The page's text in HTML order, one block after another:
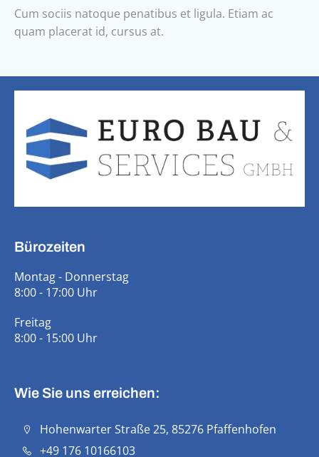
Cum sociis natoque penatibus et ligula. Etiam ac
quam placerat id, cursus at.
Wie Sie uns erreichen:
Hohenwarter Straße 25, 85276 Pfaffenhofen
+49 176 10166103
Bürozeiten
Montag - Donnerstag
8:00 - 17:00 Uhr
Freitag
8:00 - 15:00 Uhr